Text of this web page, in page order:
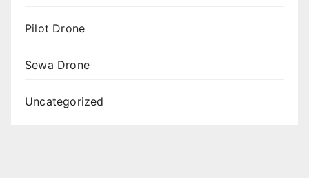
Pilot Drone
Sewa Drone
Uncategorized